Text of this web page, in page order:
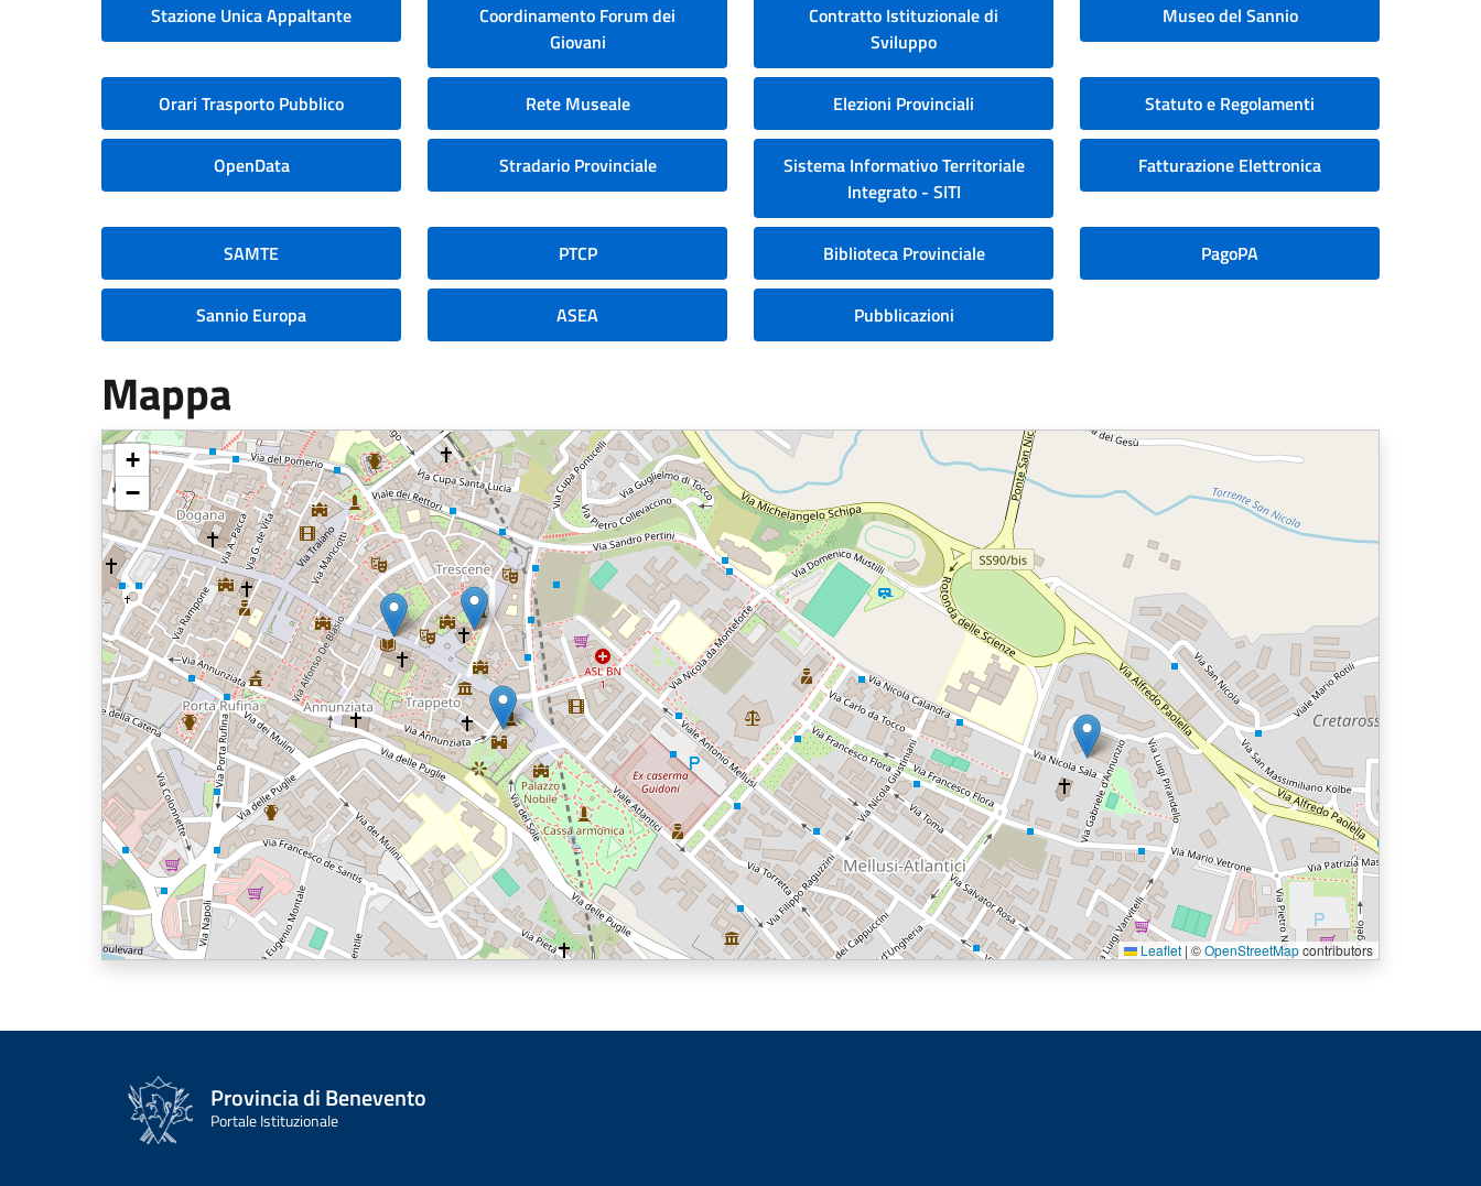
Stazione Unica Appaltante
Coordinamento Forum dei
Giovani
Contratto Istituzionale di
Sviluppo
Museo del Sannio
Orari Trasporto Pubblico Rete Museale Elezioni Provinciali Statuto e Regolamenti
OpenData Stradario Provinciale
Sistema Informativo Territoriale
Integrato - SITI
Fatturazione Elettronica
SAMTE PTCP Biblioteca Provinciale PagoPA
Sannio Europa ASEA Pubblicazioni
Mappa
+
−
Leaflet | ©OpenStreetMapcontributors
Provincia di Benevento
Portale Istituzionale